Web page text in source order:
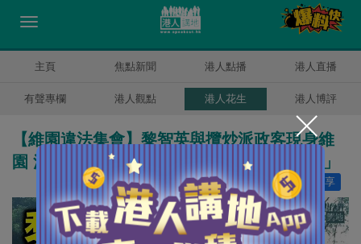
主頁 焦點新聞 港人點播 港人直播
有聲專欄 港人觀點 港人花生 港人博評
【維園違法集會】黎智英與攬炒派政客現身維
園 涉「參與未經批准集結」和違反「限聚令」
分享
讚好 6